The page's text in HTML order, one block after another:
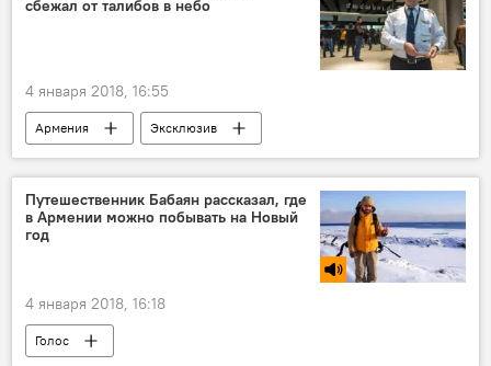
сбежал от талибов в небо
4 января 2018, 16:55
Армения Эксклюзив
Путешественник Бабаян рассказал, где
в Армении можно побывать на Новый
год
4 января 2018, 16:18
Голос